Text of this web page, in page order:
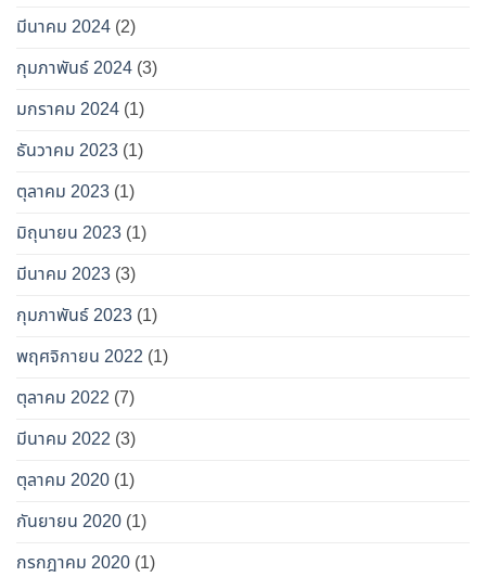
มีนาคม 2024 (2)
กุมภาพันธ์ 2024 (3)
มกราคม 2024 (1)
ธันวาคม 2023 (1)
ตุลาคม 2023 (1)
มิถุนายน 2023 (1)
มีนาคม 2023 (3)
กุมภาพันธ์ 2023 (1)
พฤศจิกายน 2022 (1)
ตุลาคม 2022 (7)
มีนาคม 2022 (3)
ตุลาคม 2020 (1)
กันยายน 2020 (1)
กรกฎาคม 2020 (1)